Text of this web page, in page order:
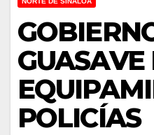
GUASAVE
POLICÍAS